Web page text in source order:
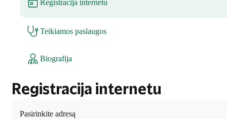
Registracija internetu
Teikiamos paslaugos
Biografija
Registracija internetu
Pasirinkite adresą